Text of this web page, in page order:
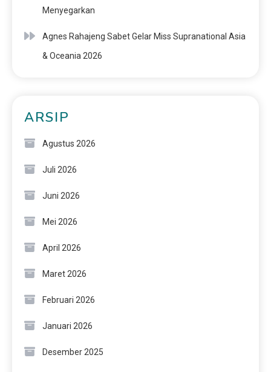
Menyegarkan
Agnes Rahajeng Sabet Gelar Miss Supranational Asia
& Oceania 2026
ARSIP
Agustus 2026
Juli 2026
Juni 2026
Mei 2026
April 2026
Maret 2026
Februari 2026
Januari 2026
Desember 2025